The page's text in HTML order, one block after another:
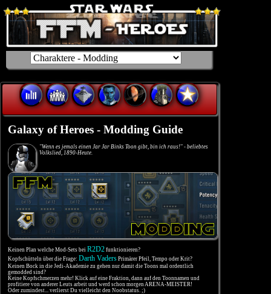
Galaxy of Heroes - Modding Guide
"Wenn es jemals einen Jar Jar Binks Toon gibt, bin ich raus!" - beliebtes
Volkslied, 1890-Heute.
Keinen Plan welche Mod-Sets bei R2D2 funktionieren?
Kopfschütteln über die Frage: Darth Vaders Primärer Pfeil, Tempo oder Krit?
Keinen Bock in die Jedi-Akademie zu gehen nur damit die Toons mal ordentlich
gemodded sind?
Keine Kopfschmerzen mehr! Klick auf eine Fraktion, dann auf den Toonnamen und
profitiere von anderer Leuts arbeit und werd schon morgen ARENA-MEISTER!
Oder zumindest... verlierst Du vielleicht den Noobstatus. ;)